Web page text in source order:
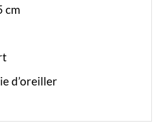
cm
d’oreiller